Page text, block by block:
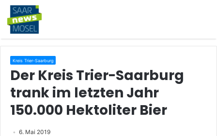
Kreis Trier-Saarburg
Der Kreis Trier-Saarburg
trank im letzten Jahr
150.000 Hektoliter Bier
6. Mai 2019